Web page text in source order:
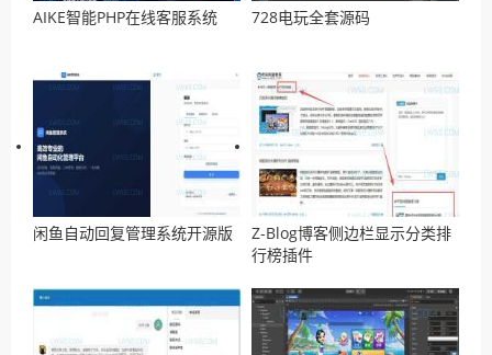
AIKE智能PHP在线客服系统 728电玩全套源码
闲鱼自动回复管理系统开源版
Z-Blog博客侧边栏显示分类排
行榜插件